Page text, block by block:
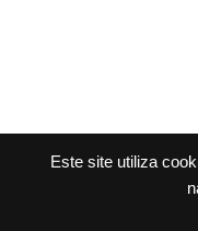
Este site utiliza